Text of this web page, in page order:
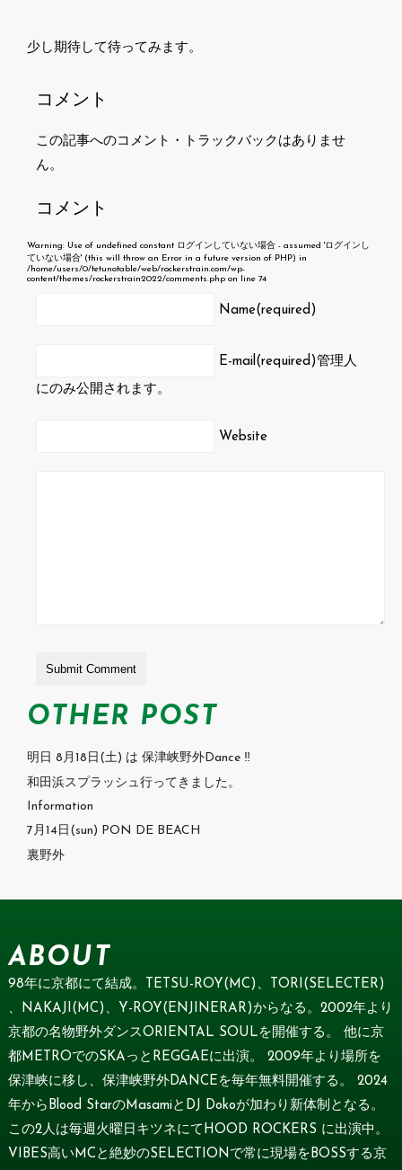
少し期待して待ってみます。
コメント
この記事へのコメント・トラックバックはありませ
ん。
コメント
Warning: Use of undefined constant ログインしていない場合 - assumed 'ログインし
ていない場合' (this will throw an Error in a future version of PHP) in
/home/users/0/tetunotable/web/rockerstrain.com/wp-
content/themes/rockerstrain2022/comments.php on line74
Name(required)
E-mail(required)管理人
にのみ公開されます。
Website
OTHER POST
明日 8月18日(土) は 保津峡野外Dance ‼
和田浜スプラッシュ行ってきました。
Information
7月14日(sun) PON DE BEACH
裏野外
ABOUT
98年に京都にて結成。TETSU-ROY(MC)、TORI(SELECTER)
、NAKAJI(MC)、Y-ROY(ENJINERAR)からなる。2002年より
京都の名物野外ダンスORIENTAL SOULを開催する。 他に京
都METROでのSKAっとREGGAEに出演。 2009年より場所を
保津峡に移し、保津峡野外DANCEを毎年無料開催する。 2024
年からBlood StarのMasamiとDJ Dokoが加わり新体制となる。
この2人は毎週火曜日キツネにてHOOD ROCKERS に出演中。
VIBES高いMCと絶妙のSELECTIONで常に現場をBOSSする京